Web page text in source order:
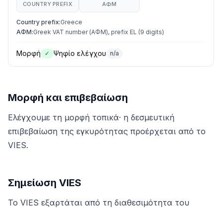
COUNTRY PREFIX ΑΦΜ
Country prefix:Greece
ΑΦΜ:Greek VAT number (ΑΦΜ), prefix EL (9 digits)
Μορφή ✓ Ψηφίο ελέγχου n/a
Μορφή και επιβεβαίωση
Ελέγχουμε τη μορφή τοπικά· η δεσμευτική
επιβεβαίωση της εγκυρότητας προέρχεται από το
VIES.
Σημείωση VIES
Το VIES εξαρτάται από τη διαθεσιμότητα του